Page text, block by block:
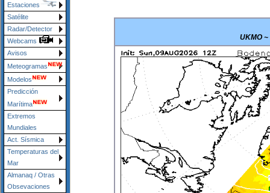
Estaciones
Satélite
Radar/Detector
Webcams
Avisos
Meteogramas
Modelos
Predicción
Marítima
Extremos
Mundiales
Act. Sísmica
Temperaturas del
Mar
Almanaq / Otras
Obsevaciones
UKMO